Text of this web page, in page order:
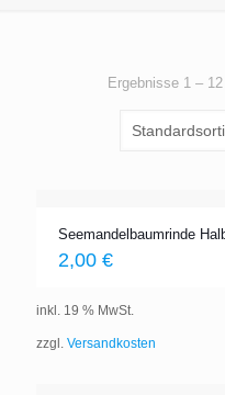
Ergebnisse 1 –
Seemandelbaumrinde
2,00 €
inkl. 19 % MwSt.
zzgl. Versandkosten